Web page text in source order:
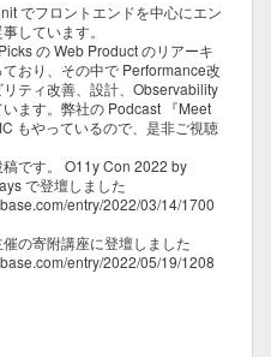
でフロントエンドを中心にエン
しています。
の Web Product のリアーキ
おり、その中で Performance改
ティ改善、設計、Observability
ます。弊社の Podcast 『Meet
もやっているので、是非ご視聴
です。
O11y Con 2022 by
で登壇しました
entry/2022/03/14/1700
の寄附講座に登壇しました
entry/2022/05/19/1208